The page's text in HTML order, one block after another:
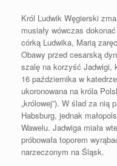
Król Ludwik Węgierski
musiały wówczas
córką Ludwika, Marią
Obawy przed cesarską
szalę na korzyść Jadwigi,
16 października w
ukoronowana na króla
„królowej”). W ślad za nią
Habsburg, jednak
Wawelu. Jadwiga miała
próbowała toporem
narzeczonym na Śląsk.